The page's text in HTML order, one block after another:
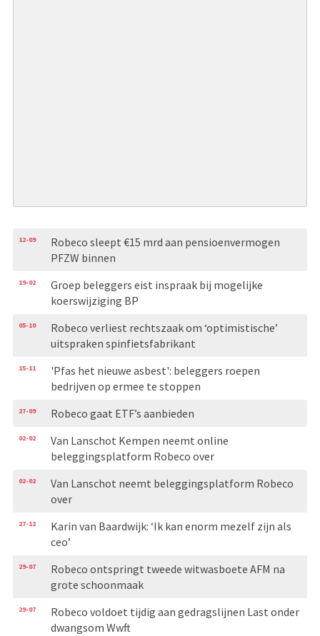
12-09
Robeco sleept €15 mrd aan pensioenvermogen
PFZW binnen
19-02
Groep beleggers eist inspraak bij mogelijke
koerswijziging BP
05-10
Robeco verliest rechtszaak om ‘optimistische’
uitspraken spinfietsfabrikant
15-11
'Pfas het nieuwe asbest': beleggers roepen
bedrijven op ermee te stoppen
27-09 Robeco gaat ETF’s aanbieden
02-02
Van Lanschot Kempen neemt online
beleggingsplatform Robeco over
02-02
Van Lanschot neemt beleggingsplatform Robeco
over
27-12
Karin van Baardwijk: ‘Ik kan enorm mezelf zijn als
ceo’
29-07
Robeco ontspringt tweede witwasboete AFM na
grote schoonmaak
29-07
Robeco voldoet tijdig aan gedragslijnen Last onder
dwangsom Wwft